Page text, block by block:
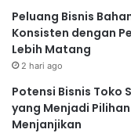
Peluang Bisnis
Konsisten dengan
Lebih Matang
2 hari ago
Potensi Bisnis Toko
yang Menjadi
Menjanjikan